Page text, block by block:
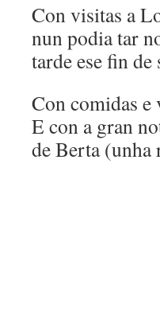
Con visitas a
nun podia tar
tarde ese fin de
Con comidas e
E con a gran
de Berta (unha